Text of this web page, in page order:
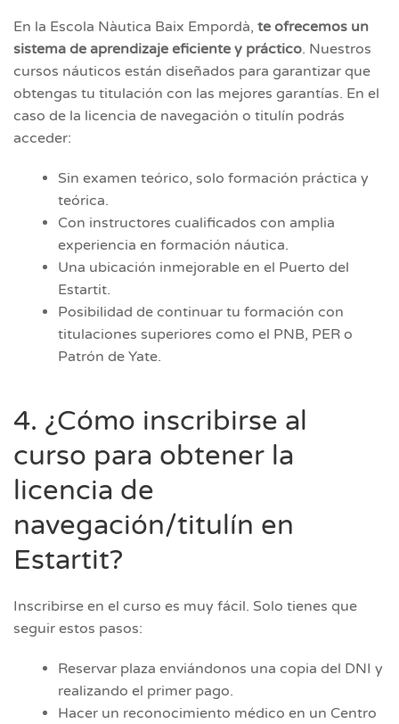
En la Escola Nàutica Baix Empordà, te ofrecemos un
sistema de aprendizaje eficiente y práctico. Nuestros
cursos náuticos están diseñados para garantizar que
obtengas tu titulación con las mejores garantías. En el
caso de la licencia de navegación o titulín podrás
acceder:
Sin examen teórico, solo formación práctica y
teórica.
Con instructores cualificados con amplia
experiencia en formación náutica.
Una ubicación inmejorable en el Puerto del
Estartit.
Posibilidad de continuar tu formación con
titulaciones superiores como el PNB, PER o
Patrón de Yate.
4. ¿Cómo inscribirse al
curso para obtener la
licencia de
navegación/titulín en
Estartit?
Inscribirse en el curso es muy fácil. Solo tienes que
seguir estos pasos:
Reservar plaza enviándonos una copia del DNI y
realizando el primer pago.
Hacer un reconocimiento médico en un Centro